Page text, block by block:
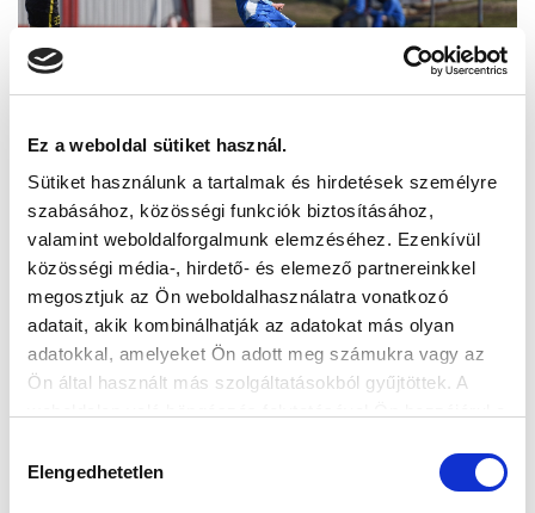
Ez a weboldal sütiket használ.
Sütiket használunk a tartalmak és hirdetések személyre
szabásához, közösségi funkciók biztosításához,
valamint weboldalforgalmunk elemzéséhez. Ezenkívül
közösségi média-, hirdető- és elemező partnereinkkel
megosztjuk az Ön weboldalhasználatra vonatkozó
adatait, akik kombinálhatják az adatokat más olyan
adatokkal, amelyeket Ön adott meg számukra vagy az
Ön által használt más szolgáltatásokból gyűjtöttek. A
kiválasztása
Elengedhetetlen